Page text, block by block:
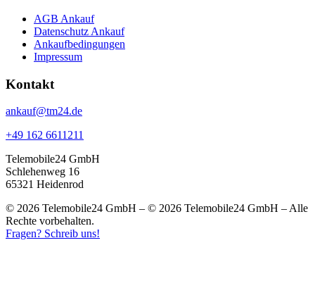
AGB Ankauf
Datenschutz Ankauf
Ankaufbedingungen
Impressum
Kontakt
ankauf@tm24.de
+49 162 6611211
Telemobile24 GmbH
Schlehenweg 16
65321 Heidenrod
© 2026 Telemobile24 GmbH – © 2026 Telemobile24 GmbH – Alle
Rechte vorbehalten.
Fragen? Schreib uns!